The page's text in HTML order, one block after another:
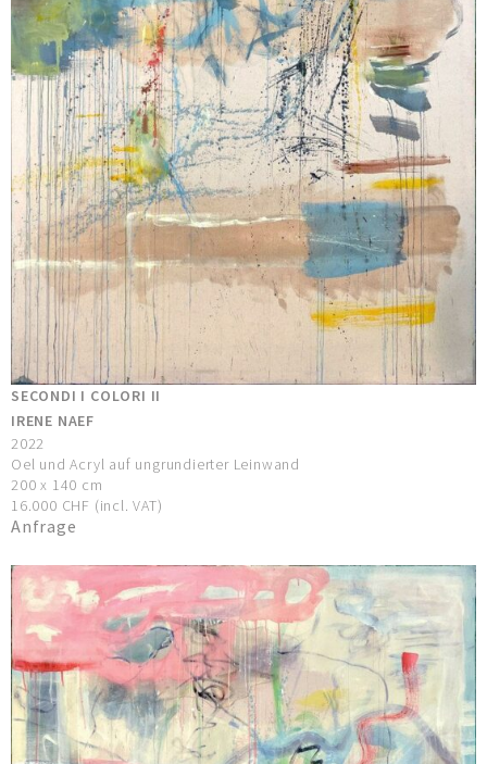
SECONDI I COLORI II
IRENE NAEF
2022
Oel und Acryl auf ungrundierter Leinwand
200 x 140 cm
16.000 CHF (incl. VAT)
Anfrage